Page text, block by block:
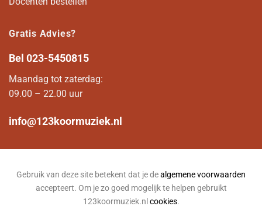
Gratis Advies?
Bel 023-5450815
Maandag tot zaterdag:
09.00 – 22.00 uur
info@123koormuziek.nl
Gebruik van deze site betekent dat je dealgemene voorwaarden
accepteert. Om je zo goed mogelijk te helpen gebruikt
123koormuziek.nl cookies.